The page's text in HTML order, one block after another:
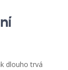
dlouho trvá